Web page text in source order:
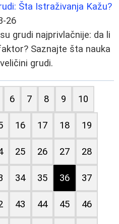
Šta Istraživanja Kažu?
26
grudi najprivlačnije: da li
Saznajte šta nauka
grudi.
6 7 8 9 10
16 17 18 19
25 26 27 28
34 35 36 37
43 44 45 46